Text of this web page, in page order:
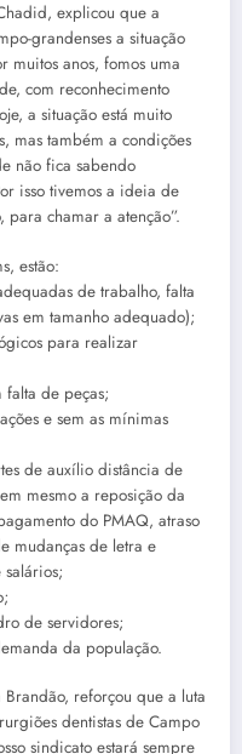
explicou que a
grandenses a situação
muitos anos, fomos uma
com reconhecimento
a situação está muito
mas também a condições
não fica sabendo
isso tivemos a ideia de
para chamar a atenção”.
estão:
de trabalho, falta
em tamanho adequado);
para realizar
falta de peças;
e sem as mínimas
de auxílio distância de
mesmo a reposição da
do PMAQ, atraso
mudanças de letra e
de servidores;
da população.
reforçou que a luta
dentistas de Campo
sindicato estará sempre